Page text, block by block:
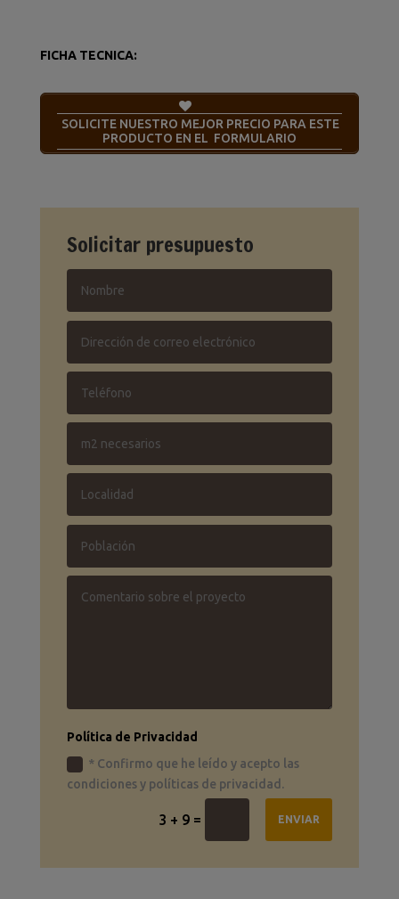
FICHA TECNICA:
SOLICITE NUESTRO MEJOR PRECIO PARA ESTE
PRODUCTO EN EL FORMULARIO
Solicitar presupuesto
Política de Privacidad
* Confirmo que he leído y acepto las
condiciones y políticas de privacidad.
3 + 9 = ENVIAR